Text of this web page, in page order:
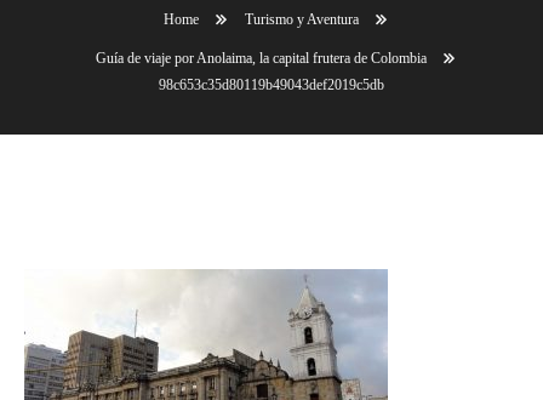
Home Turismo y Aventura
Guía de viaje por Anolaima, la capital frutera de Colombia
98c653c35d80119b49043def2019c5db